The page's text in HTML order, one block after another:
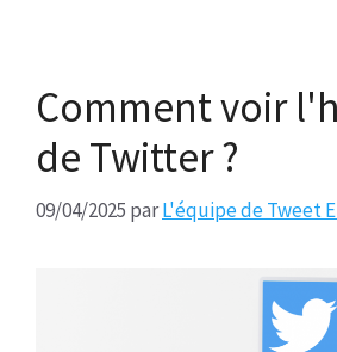
Comment voir
de Twitter ?
09/04/2025 parL'équipe de Tweet